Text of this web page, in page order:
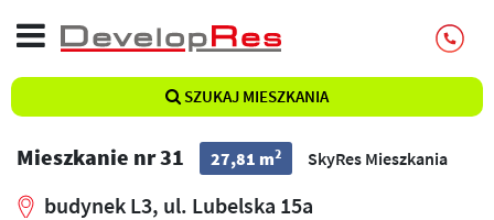
SZUKAJ MIESZKANIA
Mieszkanie nr 31 27,81 m2 SkyRes Mieszkania
budynek L3, ul. Lubelska 15a